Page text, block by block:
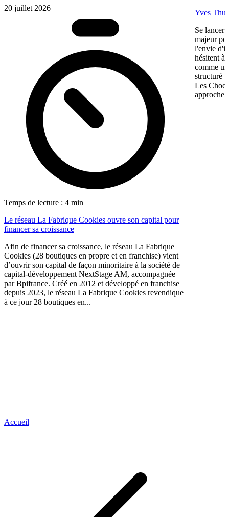
20 juillet 2026
Temps de lecture : 4 min
Le réseau La Fabrique Cookies ouvre son capital pour
financer sa croissance
Afin de financer sa croissance, le réseau La Fabrique
Cookies (28 boutiques en propre et en franchise) vient
d’ouvrir son capital de façon minoritaire à la société de
capital-développement NextStage AM, accompagnée
par Bpifrance. Créé en 2012 et développé en franchise
depuis 2023, le réseau La Fabrique Cookies revendique
à ce jour 28 boutiques en...
Yves
Se lancer
majeur
l'envie
hésitent à
comme
structuré
Les
approche,
Accueil